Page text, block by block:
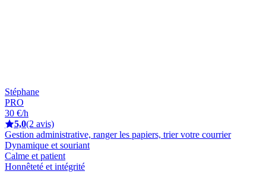
Stéphane
PRO
30 €/h
5,0(2 avis)
Gestion administrative, ranger les papiers, trier votre courrier
Dynamique et souriant
Calme et patient
Honnêteté et intégrité